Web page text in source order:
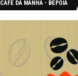
CAFE DA MANHA - ΒΕΡΟΙΑ